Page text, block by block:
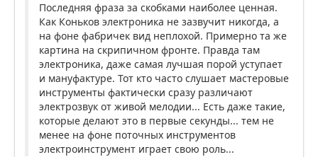
Последняя фраза за скобками наиболее ценная.
Как Коньков электроника не зазвучит никогда, а
на фоне фабричек вид неплохой. Примерно та же
картина на скрипичном фронте. Правда там
электроника, даже самая лучшая порой уступает
и мануфактуре. Тот кто часто слушает мастеровые
инструменты фактически сразу различают
электрозвук от живой мелодии... Есть даже такие,
которые делают это в первые секунды... тем не
менее на фоне поточных инструментов
электроинструмент играет свою роль...